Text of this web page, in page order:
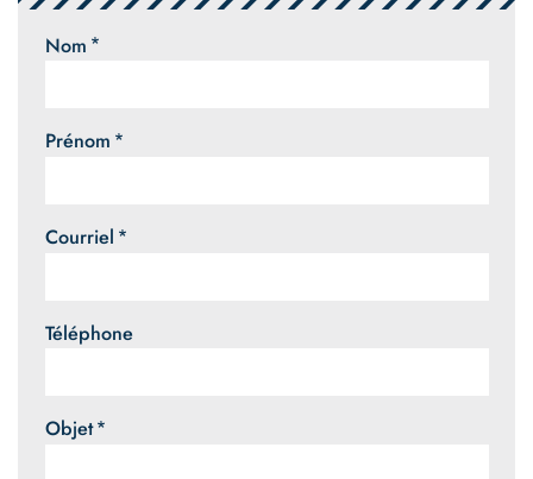
Nom
Prénom
Courriel
Téléphone
Objet